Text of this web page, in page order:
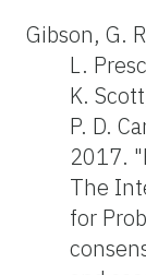
Gibson, G.
L.
K.
P. D.
2017.
The
for